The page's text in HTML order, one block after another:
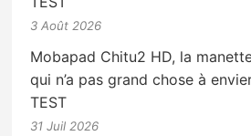
3 Août 2026
Mobapad Chitu2 HD, la
qui n’a pas grand chose à
TEST
31 Juil 2026